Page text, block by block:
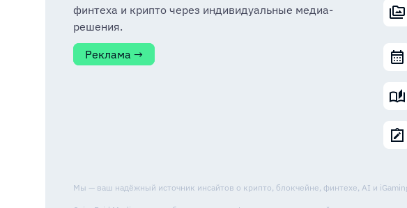
финтеха и крипто через индивидуальные медиа-
решения.
Реклама →
Мы — ваш надёжный источник инсайтов о крипто, блокчейне, финтехе, AI и